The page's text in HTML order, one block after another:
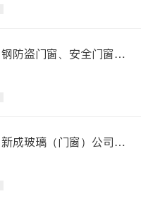
钢防盗门窗、安全门窗、
新成玻璃（门窗）公司Hi